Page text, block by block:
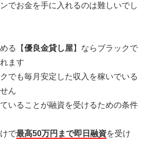
でお金を手に入れるのは難しいでし
る【優良金貸し屋】ならブラックで
ます
でも毎月安定した収入を稼いでいる
ん
いることが融資を受けるための条件
で最高50万円まで即日融資を受け